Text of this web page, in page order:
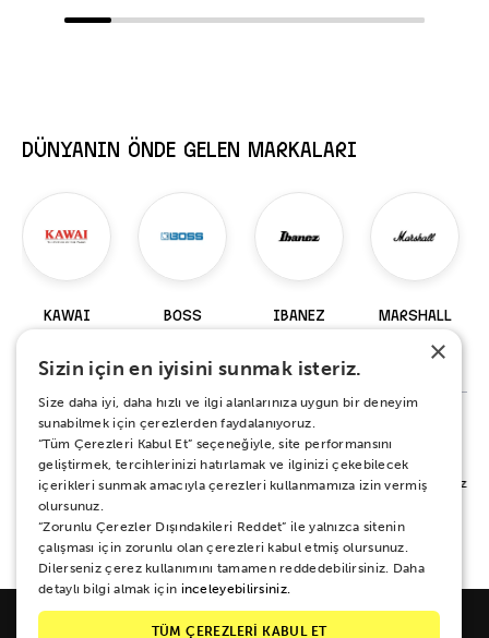
DÜNYANIN ÖNDE GELEN MARKALARI
KAWAI BOSS IBANEZ MARSHALL
%100 MEMNUNİYET SÖZÜ
Alışverişiniz sırasında ya da sonrasında koşulsuz mutluluğunuz için yanınızdayız.
Her ne sebeple olursa olsun 15 gün boyunca iade ve değişim garantisi Zuhal
Müzik güvencesinde.
×
Sizin için en iyisini sunmak isteriz.
Size daha iyi, daha hızlı ve ilgi alanlarınıza uygun bir deneyim
sunabilmek için çerezlerden faydalanıyoruz.
“Tüm Çerezleri Kabul Et” seçeneğiyle, site performansını
geliştirmek, tercihlerinizi hatırlamak ve ilginizi çekebilecek
içerikleri sunmak amacıyla çerezleri kullanmamıza izin vermiş
olursunuz.
“Zorunlu Çerezler Dışındakileri Reddet” ile yalnızca sitenin
çalışması için zorunlu olan çerezleri kabul etmiş olursunuz.
Dilerseniz çerez kullanımını tamamen reddedebilirsiniz. Daha
detaylı bilgi almak için inceleyebilirsiniz.
TÜM ÇEREZLERİ KABUL ET